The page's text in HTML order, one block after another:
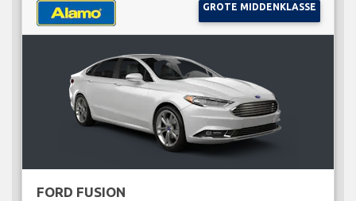
GROTE MIDDENKLASSE
FORD FUSION